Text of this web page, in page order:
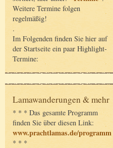
Weitere Termine folgen
regelmäßig!
.
Im Folgenden finden Sie hier auf
der Startseite ein paar Highlight-
Termine:
Lamawanderungen & mehr
* * * Das gesamte Programm
finden Sie über diesen Link:
www.prachtlamas.de/programm
* * *